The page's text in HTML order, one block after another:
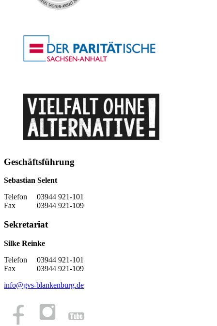
Geschäftsführung
Sebastian Selent
Telefon 03944 921-101
Fax 03944 921-109
Sekretariat
Silke Reinke
Telefon 03944 921-101
Fax 03944 921-109
info@gvs-blankenburg.de